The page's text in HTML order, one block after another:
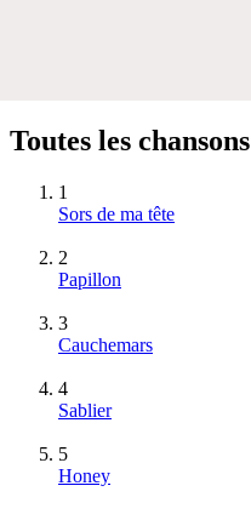
Toutes les chansons
1
Sors de ma tête
2
Papillon
3
Cauchemars
4
Sablier
5
Honey